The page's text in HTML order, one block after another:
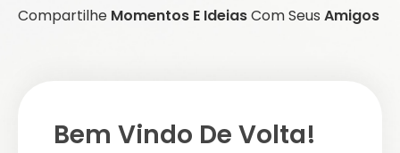
Compartilhe Momentos E IdeiasCom Seus Amigos
Bem Vindo De Volta!